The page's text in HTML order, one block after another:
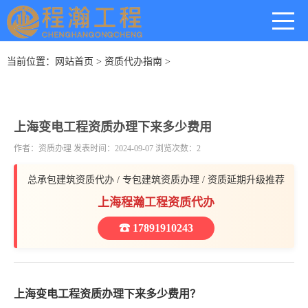
当前位置： 网站首页 > 资质代办指南 >
上海变电工程资质办理下来多少费用
作者：资质办理 发表时间：2024-09-07 浏览次数：2
总承包建筑资质代办 / 专包建筑资质办理 / 资质延期升级推荐
上海程瀚工程资质代办
☎ 17891910243
上海变电工程资质办理下来多少费用？